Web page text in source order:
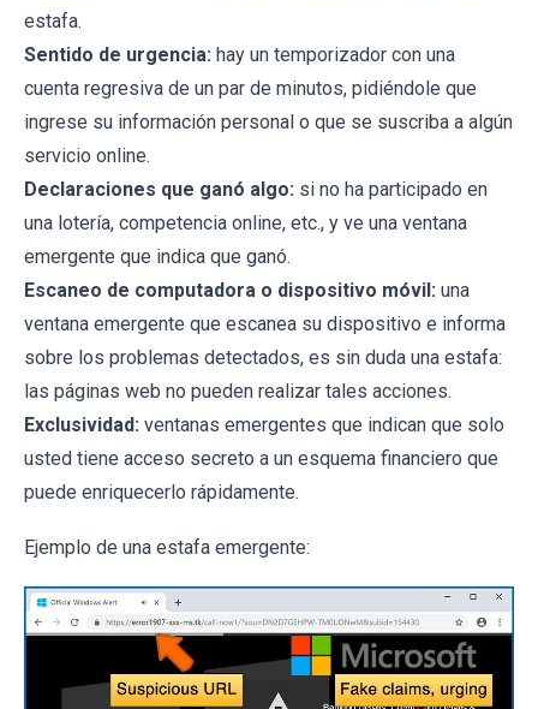
estafa.
Sentido de urgencia: hay un temporizador con una
cuenta regresiva de un par de minutos, pidiéndole que
ingrese su información personal o que se suscriba a algún
servicio online.
Declaraciones que ganó algo: si no ha participado en
una lotería, competencia online, etc., y ve una ventana
emergente que indica que ganó.
Escaneo de computadora o dispositivo móvil: una
ventana emergente que escanea su dispositivo e informa
sobre los problemas detectados, es sin duda una estafa:
las páginas web no pueden realizar tales acciones.
Exclusividad: ventanas emergentes que indican que solo
usted tiene acceso secreto a un esquema financiero que
puede enriquecerlo rápidamente.
Ejemplo de una estafa emergente: